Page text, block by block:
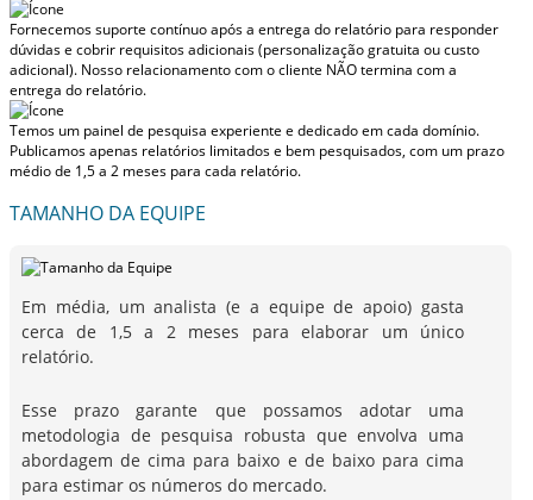
Fornecemos suporte contínuo após a entrega do relatório para responder
dúvidas e cobrir requisitos adicionais (personalização gratuita ou custo
adicional). Nosso relacionamento com o cliente NÃO termina com a
entrega do relatório.
Temos um painel de pesquisa experiente e dedicado em cada domínio.
Publicamos apenas relatórios limitados e bem pesquisados, com um prazo
médio de 1,5 a 2 meses para cada relatório.
TAMANHO DA EQUIPE
Em média, um analista (e a equipe de apoio) gasta
cerca de 1,5 a 2 meses para elaborar um único
relatório.
Esse prazo garante que possamos adotar uma
metodologia de pesquisa robusta que envolva uma
abordagem de cima para baixo e de baixo para cima
para estimar os números do mercado.